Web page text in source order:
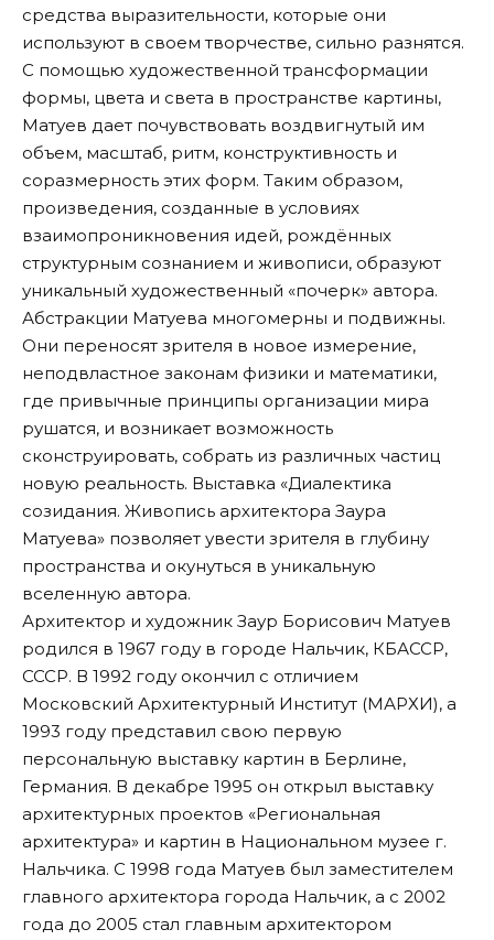
средства выразительности, которые они
используют в своем творчестве, сильно разнятся.
С помощью художественной трансформации
формы, цвета и света в пространстве картины,
Матуев дает почувствовать воздвигнутый им
объем, масштаб, ритм, конструктивность и
соразмерность этих форм. Таким образом,
произведения, созданные в условиях
взаимопроникновения идей, рождённых
структурным сознанием и живописи, образуют
уникальный художественный «почерк» автора.
Абстракции Матуева многомерны и подвижны.
Они переносят зрителя в новое измерение,
неподвластное законам физики и математики,
где привычные принципы организации мира
рушатся, и возникает возможность
сконструировать, собрать из различных частиц
новую реальность. Выставка «Диалектика
созидания. Живопись архитектора Заура
Матуева» позволяет увести зрителя в глубину
пространства и окунуться в уникальную
вселенную автора.
Архитектор и художник Заур Борисович Матуев
родился в 1967 году в городе Нальчик, КБАССР,
СССР. В 1992 году окончил с отличием
Московский Архитектурный Институт (МАРХИ), а
1993 году представил свою первую
персональную выставку картин в Берлине,
Германия. В декабре 1995 он открыл выставку
архитектурных проектов «Региональная
архитектура» и картин в Национальном музее г.
Нальчика. С 1998 года Матуев был заместителем
главного архитектора города Нальчик, а с 2002
года до 2005 стал главным архитектором